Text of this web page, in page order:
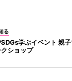
る
学ぶイベント 親
ショップ